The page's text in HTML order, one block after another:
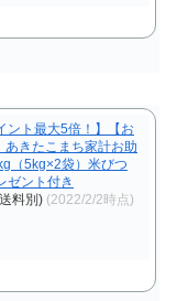
ント最大5倍！】【お
きたこまち家計お助
5kg×2袋）米びつ
ゼント付き
料別) (2022/2/2時点)